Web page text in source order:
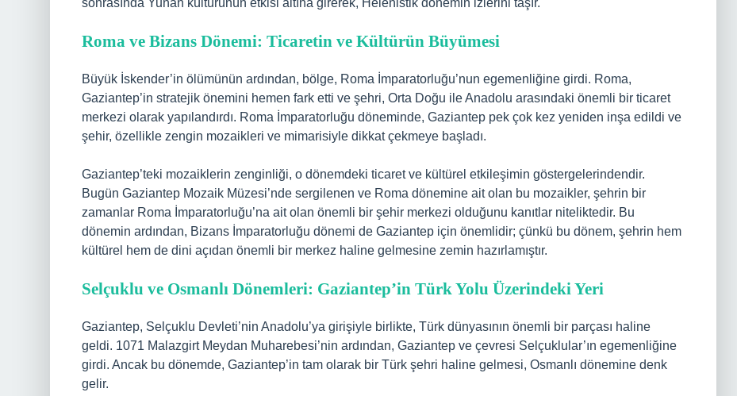
sonrasında Yunan kültürünün etkisi altına girerek, Helenistik dönemin izlerini taşır.
Roma ve Bizans Dönemi: Ticaretin ve Kültürün Büyümesi
Büyük İskender’in ölümünün ardından, bölge, Roma İmparatorluğu’nun egemenliğine girdi. Roma,
Gaziantep’in stratejik önemini hemen fark etti ve şehri, Orta Doğu ile Anadolu arasındaki önemli bir ticaret
merkezi olarak yapılandırdı. Roma İmparatorluğu döneminde, Gaziantep pek çok kez yeniden inşa edildi ve
şehir, özellikle zengin mozaikleri ve mimarisiyle dikkat çekmeye başladı.
Gaziantep’teki mozaiklerin zenginliği, o dönemdeki ticaret ve kültürel etkileşimin göstergelerindendir.
Bugün Gaziantep Mozaik Müzesi’nde sergilenen ve Roma dönemine ait olan bu mozaikler, şehrin bir
zamanlar Roma İmparatorluğu’na ait olan önemli bir şehir merkezi olduğunu kanıtlar niteliktedir. Bu
dönemin ardından, Bizans İmparatorluğu dönemi de Gaziantep için önemlidir; çünkü bu dönem, şehrin hem
kültürel hem de dini açıdan önemli bir merkez haline gelmesine zemin hazırlamıştır.
Selçuklu ve Osmanlı Dönemleri: Gaziantep’in Türk Yolu Üzerindeki Yeri
Gaziantep, Selçuklu Devleti’nin Anadolu’ya girişiyle birlikte, Türk dünyasının önemli bir parçası haline
geldi. 1071 Malazgirt Meydan Muharebesi’nin ardından, Gaziantep ve çevresi Selçuklular’ın egemenliğine
girdi. Ancak bu dönemde, Gaziantep’in tam olarak bir Türk şehri haline gelmesi, Osmanlı dönemine denk
gelir.